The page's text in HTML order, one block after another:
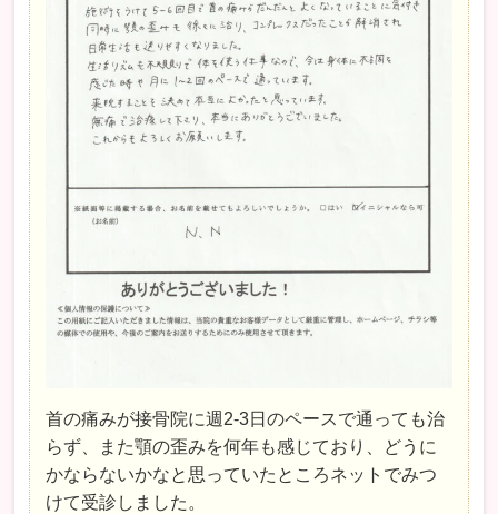
首の痛みが接骨院に週2-3日のペースで通っても治
らず、また顎の歪みを何年も感じており、どうに
かならないかなと思っていたところネットでみつ
けて受診しました。